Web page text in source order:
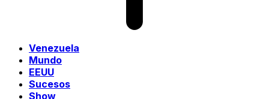
Venezuela
Mundo
EEUU
Sucesos
Show